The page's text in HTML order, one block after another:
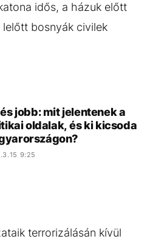
idős, a házuk előtt
bosnyák civilek
jobb: mit jelentenek a
oldalak, és ki kicsoda
9:25
terrorizálásán kívül